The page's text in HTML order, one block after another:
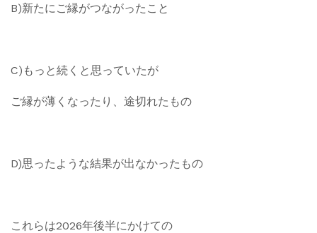
B)新たにご縁がつながったこと
C)もっと続くと思っていたが
ご縁が薄くなったり、途切れたもの
D)思ったような結果が出なかったもの
これらは2026年後半にかけての